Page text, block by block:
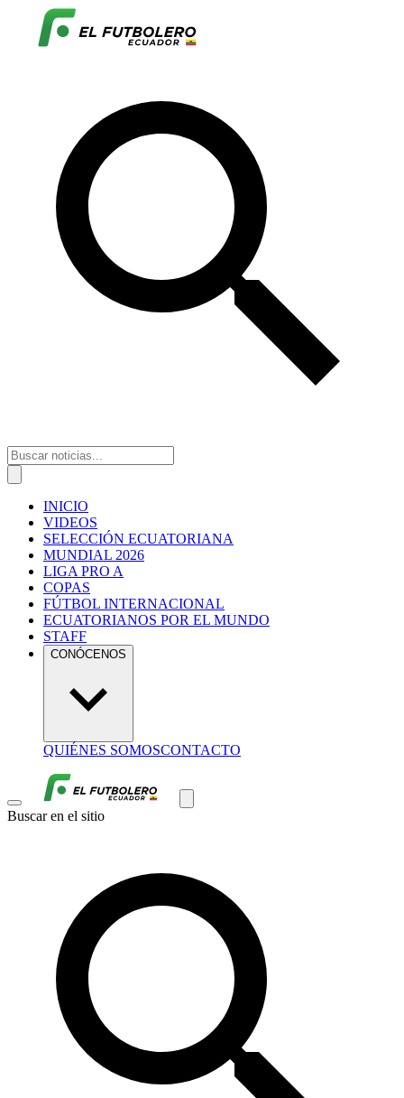
INICIO
VIDEOS
SELECCIÓN ECUATORIANA
MUNDIAL 2026
LIGA PRO A
COPAS
FÚTBOL INTERNACIONAL
ECUATORIANOS POR EL MUNDO
STAFF
CONÓCENOS
QUIÉNES SOMOSCONTACTO
Buscar en el sitio